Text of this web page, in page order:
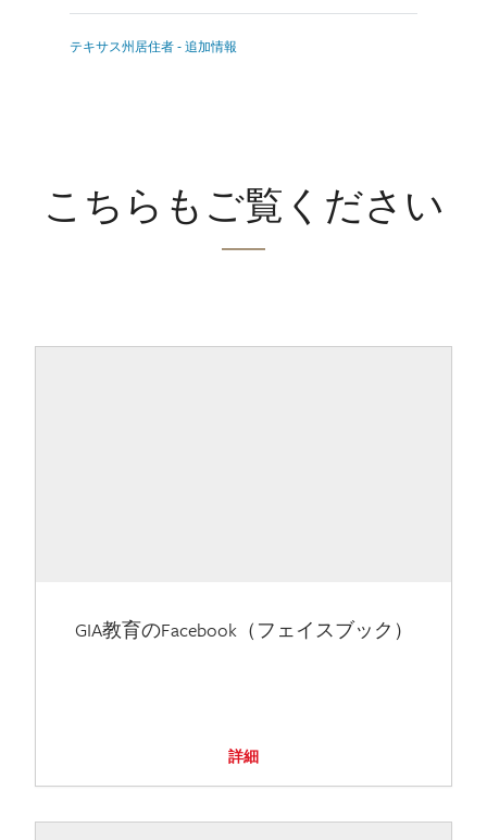
テキサス州居住者 - 追加情報
こちらもご覧ください
GIA教育のFacebook（フェイスブック）
詳細